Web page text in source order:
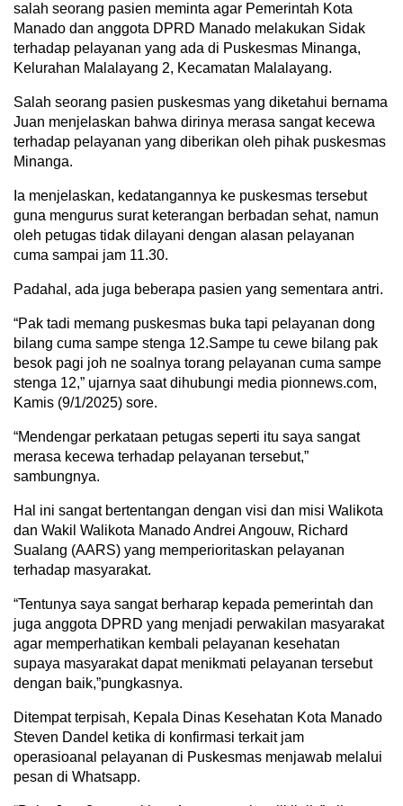
salah seorang pasien meminta agar Pemerintah Kota
Manado dan anggota DPRD Manado melakukan Sidak
terhadap pelayanan yang ada di Puskesmas Minanga,
Kelurahan Malalayang 2, Kecamatan Malalayang.
Salah seorang pasien puskesmas yang diketahui bernama
Juan menjelaskan bahwa dirinya merasa sangat kecewa
terhadap pelayanan yang diberikan oleh pihak puskesmas
Minanga.
Ia menjelaskan, kedatangannya ke puskesmas tersebut
guna mengurus surat keterangan berbadan sehat, namun
oleh petugas tidak dilayani dengan alasan pelayanan
cuma sampai jam 11.30.
Padahal, ada juga beberapa pasien yang sementara antri.
“Pak tadi memang puskesmas buka tapi pelayanan dong
bilang cuma sampe stenga 12.Sampe tu cewe bilang pak
besok pagi joh ne soalnya torang pelayanan cuma sampe
stenga 12,” ujarnya saat dihubungi media pionnews.com,
Kamis (9/1/2025) sore.
“Mendengar perkataan petugas seperti itu saya sangat
merasa kecewa terhadap pelayanan tersebut,”
sambungnya.
Hal ini sangat bertentangan dengan visi dan misi Walikota
dan Wakil Walikota Manado Andrei Angouw, Richard
Sualang (AARS) yang memperioritaskan pelayanan
terhadap masyarakat.
“Tentunya saya sangat berharap kepada pemerintah dan
juga anggota DPRD yang menjadi perwakilan masyarakat
agar memperhatikan kembali pelayanan kesehatan
supaya masyarakat dapat menikmati pelayanan tersebut
dengan baik,”pungkasnya.
Ditempat terpisah, Kepala Dinas Kesehatan Kota Manado
Steven Dandel ketika di konfirmasi terkait jam
operasioanal pelayanan di Puskesmas menjawab melalui
pesan di Whatsapp.